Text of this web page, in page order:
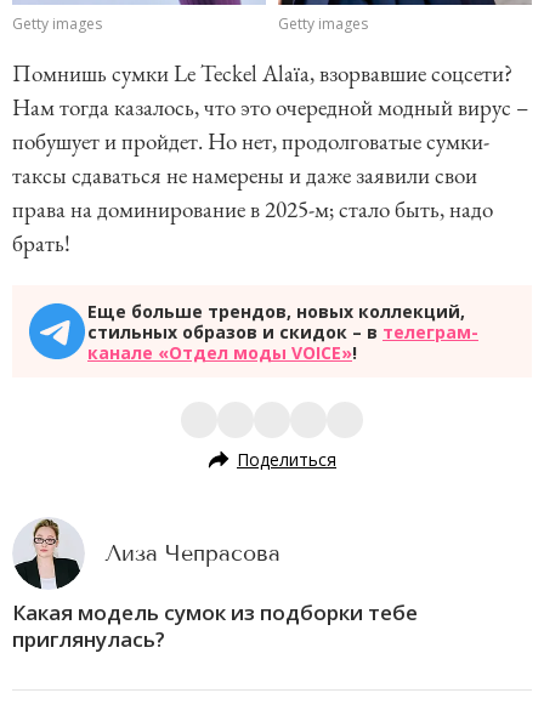
Getty images Getty images
Помнишь сумки Le Teckel Alaïa, взорвавшие соцсети?
Нам тогда казалось, что это очередной модный вирус –
побушует и пройдет. Но нет, продолговатые сумки-
таксы сдаваться не намерены и даже заявили свои
права на доминирование в 2025-м; стало быть, надо
брать!
Еще больше трендов, новых коллекций,
стильных образов и скидок – в телеграм-
канале «Отдел моды VOICE»!
Поделиться
Лиза Чепрасова
Какая модель сумок из подборки тебе
приглянулась?